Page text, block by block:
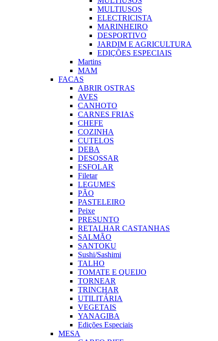
MULTIUSOS
ELECTRICISTA
MARINHEIRO
DESPORTIVO
JARDIM E AGRICULTURA
EDIÇÕES ESPECIAIS
Martins
MAM
FACAS
ABRIR OSTRAS
AVES
CANHOTO
CARNES FRIAS
CHEFE
COZINHA
CUTELOS
DEBA
DESOSSAR
ESFOLAR
Filetar
LEGUMES
PÃO
PASTELEIRO
Peixe
PRESUNTO
RETALHAR CASTANHAS
SALMÃO
SANTOKU
Sushi/Sashimi
TALHO
TOMATE E QUEIJO
TORNEAR
TRINCHAR
UTILITÁRIA
VEGETAIS
YANAGIBA
Edições Especiais
MESA